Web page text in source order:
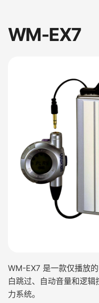
WM-EX7
WM-EX7 是一款仅播放
白跳过、自动音量和逻
力系统。